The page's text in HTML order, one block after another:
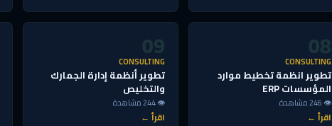
08
CONSULTING
تطوير انظمة تخطيط موارد
المؤسسات ERP
👁 246 مشاهدة
اقرأ ←
09
CONSULTING
تطوير أنظمة إدارة الجمارك
والتخليص
👁 244 مشاهدة
اقرأ ←